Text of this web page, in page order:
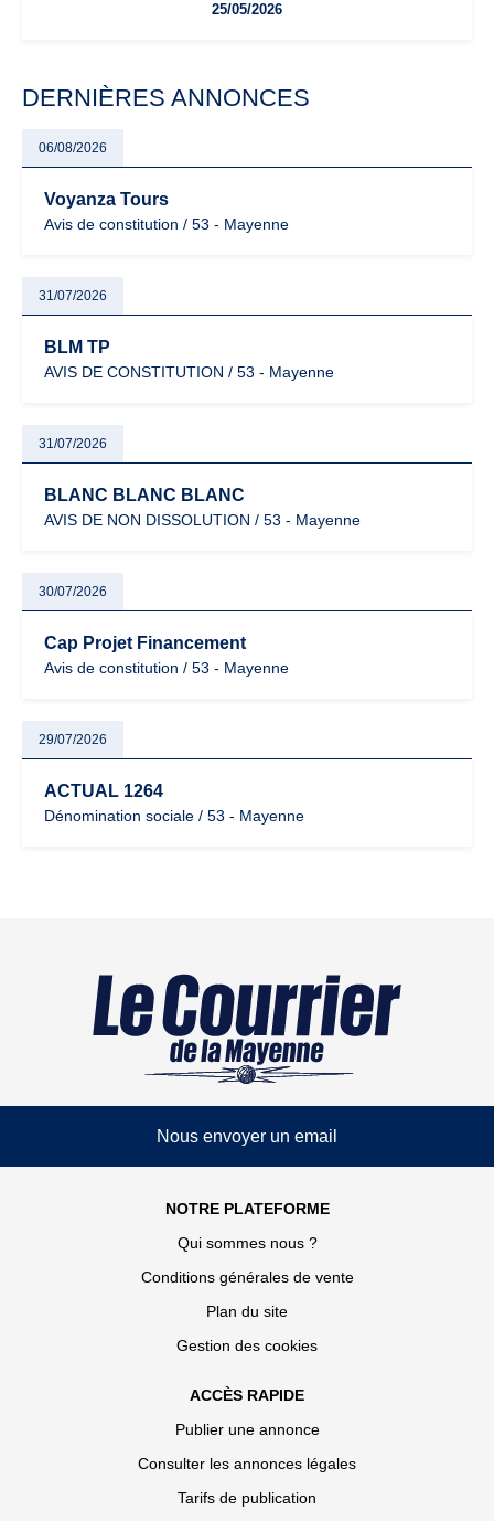
facturation ou risque de bascule vers la TVA : les règles
25/05/2026
DERNIÈRES ANNONCES
06/08/2026
Voyanza Tours
Avis de constitution / 53 - Mayenne
31/07/2026
BLM TP
AVIS DE CONSTITUTION / 53 - Mayenne
31/07/2026
BLANC BLANC BLANC
AVIS DE NON DISSOLUTION / 53 - Mayenne
30/07/2026
Cap Projet Financement
Avis de constitution / 53 - Mayenne
29/07/2026
ACTUAL 1264
Dénomination sociale / 53 - Mayenne
Nous envoyer un email
NOTRE PLATEFORME
Qui sommes nous ?
Conditions générales de vente
Plan du site
Gestion des cookies
ACCÈS RAPIDE
Publier une annonce
Consulter les annonces légales
Tarifs de publication